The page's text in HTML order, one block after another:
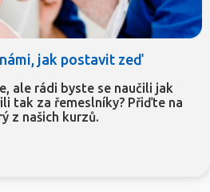
jak postavit zeď
ale rádi byste se naučili jak
tak za řemeslníky? Přiďte na
z našich kurzů.